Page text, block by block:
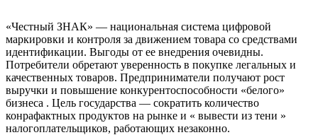
«Честный ЗНАК» — национальная система цифровой
маркировки и контроля за движением товара со средствами
идентификации. Выгоды от ее внедрения очевидны.
Потребители обретают уверенность в покупке легальных и
качественных товаров. Предприниматели получают рост
выручки и повышение конкурентоспособности «белого»
бизнеса . Цель государства — сократить количество
конрафактных продуктов на рынке и « вывести из тени »
налогоплательщиков, работающих незаконно.